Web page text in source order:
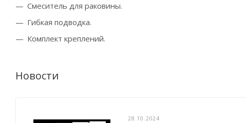
Смеситель для раковины.
Гибкая подводка.
Комплект креплений.
Новости
28.10.2024